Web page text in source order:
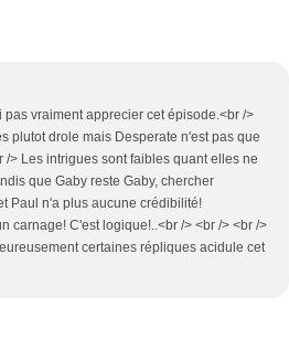
vraiment apprecier cet épisode.<br />
plutot drole mais Desperate n'est pas que
/> Les intrigues sont faibles quant elles ne
que Gaby reste Gaby, chercher
Paul n'a plus aucune crédibilité!
carnage! C'est logique!..<br /> <br /> <br />
certaines répliques acidule cet